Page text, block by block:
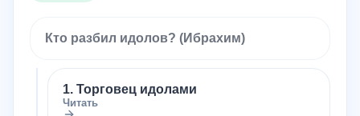
Кто разбил идолов? (Ибрахим)
1. Торговец идолами
Читать